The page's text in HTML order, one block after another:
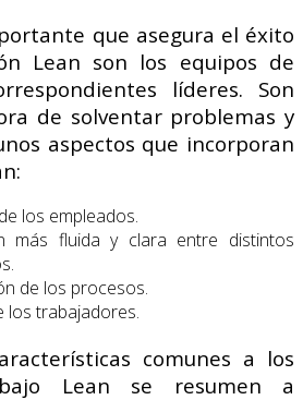
que asegura el éxito
Lean son los equipos de
líderes. Son
de solventar problemas y
aspectos que incorporan
los empleados.
más fluida y clara entre distintos
de los procesos.
los trabajadores.
comunes a los
Lean se resumen a